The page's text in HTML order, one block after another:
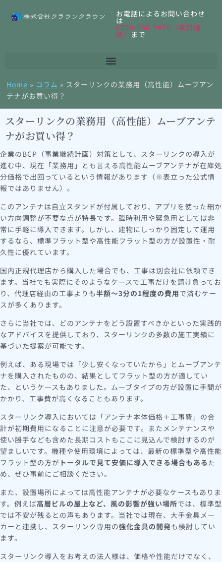
お電話によるお問い合わせ
は
0800-080-9696（無料通
話） まで
Home » コラム » スターリンクの業務用（高性能）ムーブアン
テナがお買い得？
スターリンクの業務用（高性能）ムーブアンテ
ナがお買い得？
企業のBCP（事業継続計画）対策として、スターリンクの導入が
進む中、現在「業務用」とも言える高性能ムーブアンテナが在庫処
分価格で出回っているという情報があります（※表立った公式情
報ではありません）。
このアンテナは自立スタンドが付属しており、アプリを使った細か
い方向調整が不要な点が特長です。臨時利用や緊急用としては非
常に手軽に導入できます。しかし、建物にしっかり固定して運用
するなら、標準フラット型や高性能フラット型の方が設置性・耐
久性に優れています。
国内正規代理店から購入した場合でも、工事は別会社に依頼でき
ます。当社でも実際にそのようなケースで工事だけを請け負ってお
り、代理店経由の工事よりも半額〜3分の1程度の費用で済むケー
スが多くあります。
さらに当社では、どのアンテナをどう設置すべきかといった実践的
なアドバイスを提供しており、スターリンクの多数の施工実績に
基づいた提案が可能です。
例えば、ある現場では「少し安くなっていたから」とムーブアンテ
ナを購入されたものの、結果としてフラット型の方が適してい
た、というケースもありました。ムーブタイプの方が設置に手間が
かかり、工事費が高くなることもあります。
スターリンク導入においては「アンテナ本体価格＋工事費」の合
計が初期費用になることに注意が必要です。またメンテナンスや
使い勝手なども含めた長期コストもここに見込んで検討するのが
望ましいです。機種や使用環境によっては、最新の標準型や高性能
フラット型の方が トータルで見て安価に導入できる場合もあるた
め、ぜひ事前にご相談ください。
また、設置場所によっては高性能アンテナが必要なケースもありま
す。例えば高層ビルの屋上など、風の影響が強い場所では、標準型
では不安が残るとの声もあります。当社では現在、大手金具メー
カーと連携し、スターリンク専用の強化金具の開発も検討してい
ます。
スターリンク導入をお考えの法人様は、価格や性能だけでなく、